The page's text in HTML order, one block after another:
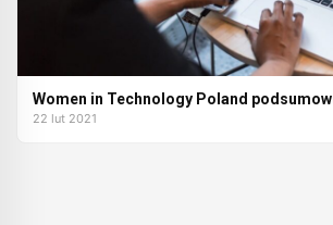
Women in Technology Poland
22 lut 2021